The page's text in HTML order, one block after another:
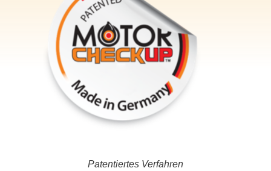
Patentiertes Verfahren